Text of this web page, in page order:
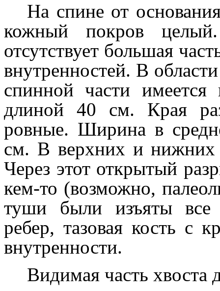
На спине от
кожный покров
отсутствует большая
внутренностей. В
спинной части имеется
длиной 40 см. Края
ровные. Ширина в
см. В верхних и нижних
Через этот открытый
кем-то (возможно,
туши были изъяты все
ребер, тазовая кость с
внутренности.
Видимая часть хвоста